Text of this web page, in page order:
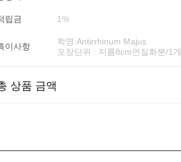
립금 1%
이사항
학명:Antirrhinum Majus
포장단위 : 지름8cm연질화분/1개
상품 금액